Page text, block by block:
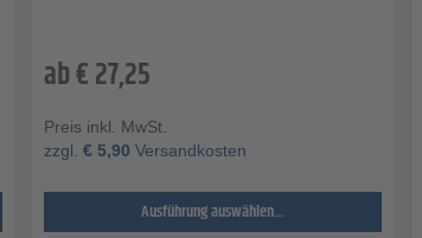
ab€27,25
Preis inkl. MwSt.
zzgl. € 5,90 Versandkosten
Ausführung auswählen...